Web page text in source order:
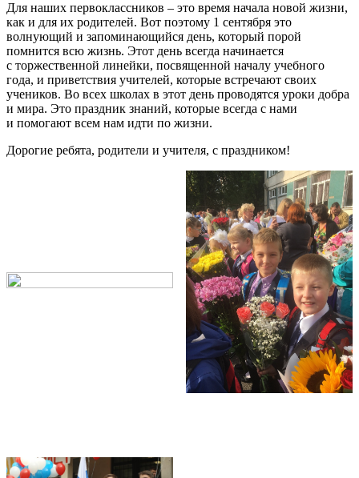
Для наших первоклассников – это время начала новой жизни,
как и для их родителей. Вот поэтому 1 сентября это
волнующий и запоминающийся день, который порой
помнится всю жизнь. Этот день всегда начинается
с торжественной линейки, посвященной началу учебного
года, и приветствия учителей, которые встречают своих
учеников. Во всех школах в этот день проводятся уроки добра
и мира. Это праздник знаний, которые всегда с нами
и помогают всем нам идти по жизни.
Дорогие ребята, родители и учителя, с праздником!